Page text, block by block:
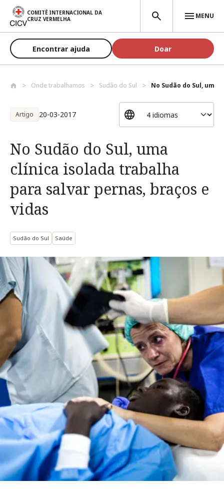
Passar para o conteúdo principal
COMITÊ INTERNACIONAL DA
CRUZ VERMELHA
MENU
Encontrar ajuda Doar
Onde trabalhamos Sudão do Sul No Sudão do Sul,
Artigo 20-03-2017
No Sudão do Sul, uma
clínica isolada trabalha
para salvar pernas, braços e
vidas
Sudão do Sul Saúde